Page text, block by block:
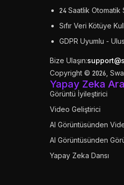
24 Saatlik Otomatik
Sıfır Veri Kötüye
GDPR Uyumlu -
Bize Ulaşın:
Copyright © 2026,
Yapay Zeka
Görüntü İyileştirici
Video Geliştirici
AI Görüntüsünden
AI Görüntüsünden
Yapay Zeka Dansı